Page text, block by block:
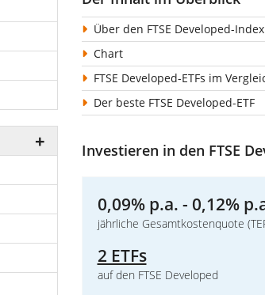
Über den FTSE Developed-Index
Chart
FTSE Developed-ETFs im
Der beste FTSE Developed-ETF
Investieren in den FTSE
0,09% p.a. - 0,12%
jährliche Gesamtkostenquote
2 ETFs
auf den FTSE Developed